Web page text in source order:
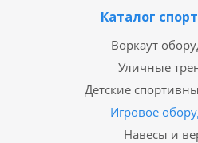
Каталог
Воркаут
Уличные
Детские
Игровое
Навесы и